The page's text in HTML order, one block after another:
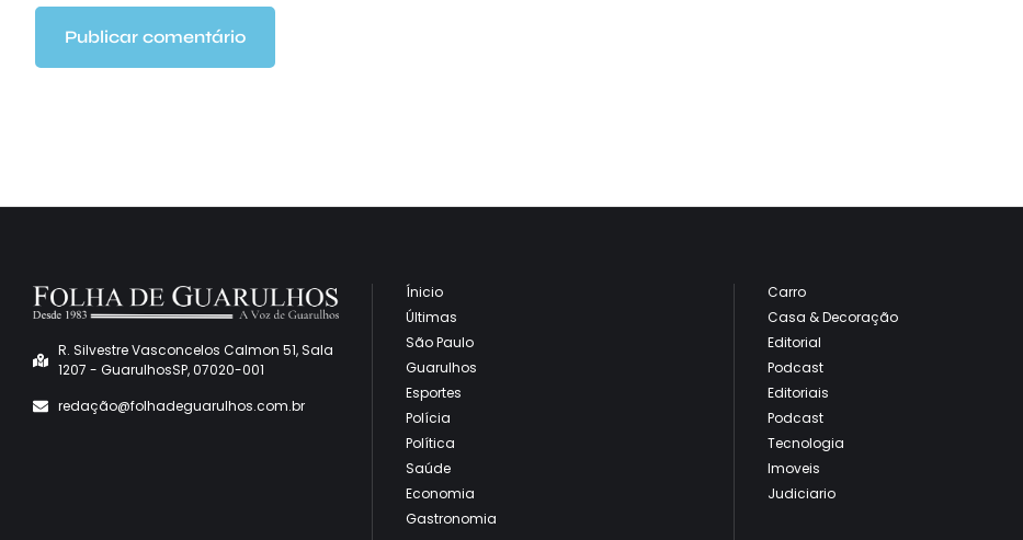
R. Silvestre Vasconcelos Calmon 51, Sala
1207 - GuarulhosSP, 07020-001
redação@folhadeguarulhos.com.br
Ínicio
Últimas
São Paulo
Guarulhos
Esportes
Polícia
Política
Saúde
Economia
Gastronomia
Carro
Casa & Decoração
Editorial
Podcast
Editoriais
Podcast
Tecnologia
Imoveis
Judiciario